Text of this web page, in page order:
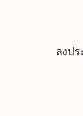
ลงป